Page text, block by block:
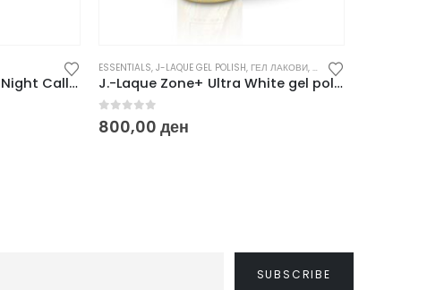
Silky glossy lipstick – 03 Night Call 6 g
ESSENTIALS, J-LAQUE GEL POLISH, ГЕЛ ЛАКОВИ, НОВО
J.-Laque Zone+ Ultra White gel polish – 10 ml
0 out of 5
800,00 ден